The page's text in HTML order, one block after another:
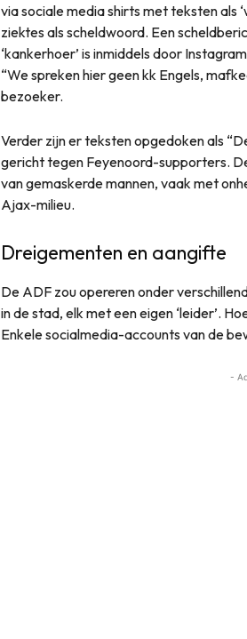
via sociale media shirts met teksten als
ziektes als scheldwoord. Een
‘kankerhoer’ is inmiddels door
“We spreken hier geen kk Engels,
bezoeker.
Verder zijn er teksten opgedoken als
gericht tegen Feyenoord-supporters.
van gemaskerde mannen, vaak met
Ajax-milieu.
Dreigementen en aangifte
De ADF zou opereren onder
in de stad, elk met een eigen ‘leider’.
Enkele socialmedia-accounts van de
-